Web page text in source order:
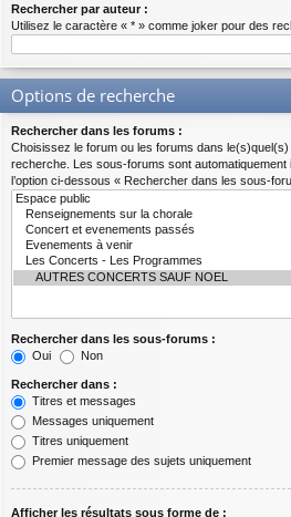
Rechercher par auteur :
Utilisez le caractère « * » comme joker pour des
Options de recherche
Rechercher dans les forums :
Choisissez le forum ou les forums dans
recherche. Les sous-forums sont
l’option ci-dessous « Rechercher dans les sous-
Rechercher dans les sous-forums :
Oui
Non
Rechercher dans :
Titres et messages
Messages uniquement
Titres uniquement
Premier message des sujets uniquement
Afficher les résultats sous forme de :